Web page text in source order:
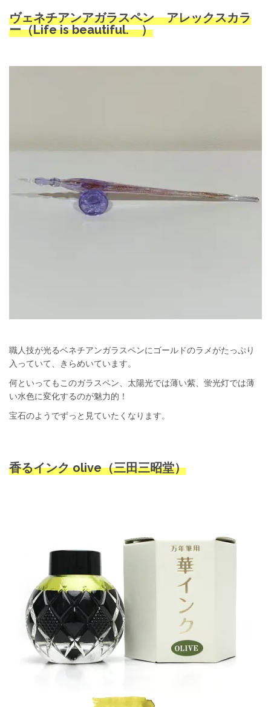
ヴェネチアンアガラスペン アレックスカラ
ー（Life is beautiful. ）
職人技が光るベネチアンガラスペンにゴールドのラメがたっぷり
入っていて、きらめいています。
何といってもこのガラスペン、太陽光では薄い紫、蛍光灯では薄
い水色に変化するのが魅力的！
宝石のようでずっと見ていたくなります。
香るインク olive（三田三昭堂）